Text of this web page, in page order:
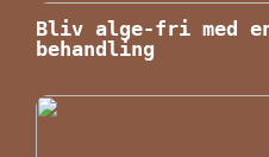
Bliv alge-fri med
behandling